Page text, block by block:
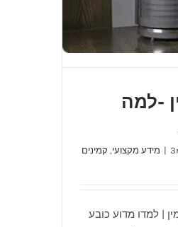
-למה
| מידע מקצועי, קמינים
| למדו מדוע כובע